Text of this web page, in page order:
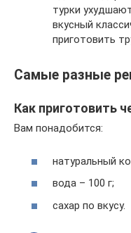
турки
вкусный
приготовить
Самые разные
Как приготовить
Вам понадобится:
натуральный
вода – 100 г;
сахар по вкусу.